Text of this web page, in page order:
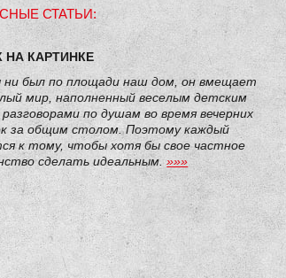
СТАТЬИ:
НА КАРТИНКЕ
ни был по площади наш дом, он вмещает
мир, наполненный веселым детским
по душам во время вечерних
за общим столом. Поэтому каждый
к тому, чтобы хотя бы свое частное
сделать идеальным.»»»